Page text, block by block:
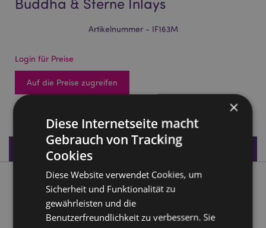
Artikelnummer - IF163M
Login für Preise
Auf die Preise zugreifen
876 auf Lager
Produktdaten
Produktbeschreibung
Mangoholz-Räucherstäbchenhalter Buddha & Sterne Inlays
×
Diese Internetseite macht
Gebrauch von Tracking
Cookies
Diese Website verwendet Cookies, um
Sicherheit und Funktionalität zu
gewährleisten und die
Benutzerfreundlichkeit zu verbessern. Sie